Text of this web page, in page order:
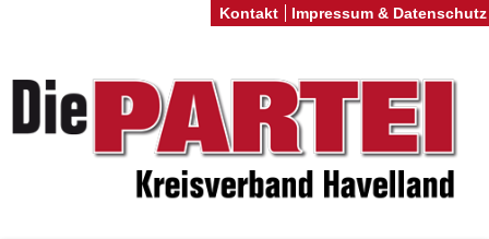
Kontakt Impressum & Datenschutz